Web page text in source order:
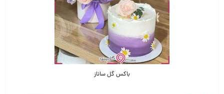
باکس گل ساناز